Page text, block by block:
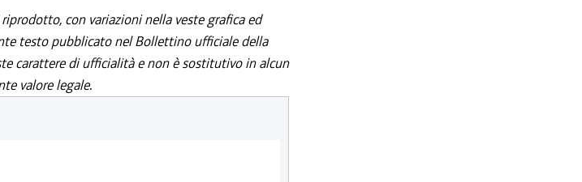
con variazioni nella veste grafica ed
testo pubblicato nel Bollettino ufficiale della
carattere di ufficialità e non è sostitutivo in alcun
valore legale.